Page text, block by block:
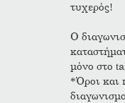
τυχερός!
Ο
μόνο στο
*Όροι και